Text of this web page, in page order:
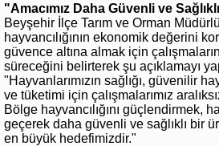
"Amacımız Daha Güvenli ve
Beyşehir İlçe Tarım ve Orman
hayvancılığının ekonomik değerini
güvence altına almak için
süreceğini belirterek şu açıklamayı
"Hayvanlarımızın sağlığı, güvenilir
ve tüketimi için çalışmalarımız
Bölge hayvancılığını güçlendirmek,
geçerek daha güvenli ve sağlıklı bir
en büyük hedefimizdir."